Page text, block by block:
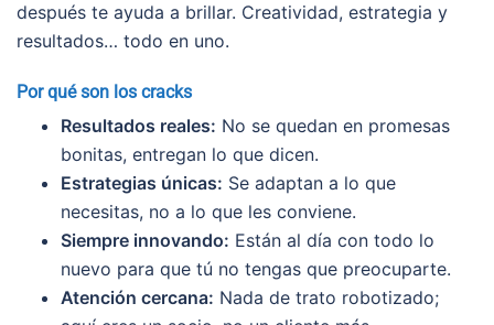
después te ayuda a brillar. Creatividad, estrategia y
resultados… todo en uno.
Por qué son los cracks
Resultados reales: No se quedan en promesas
bonitas, entregan lo que dicen.
Estrategias únicas: Se adaptan a lo que
necesitas, no a lo que les conviene.
Siempre innovando: Están al día con todo lo
nuevo para que tú no tengas que preocuparte.
Atención cercana: Nada de trato robotizado;